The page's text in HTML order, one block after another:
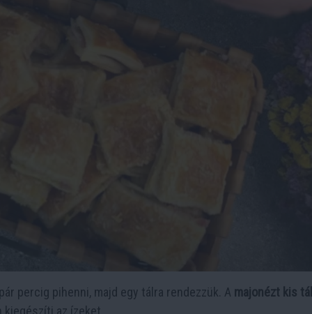
percig pihenni, majd egy tálra rendezzük. A majonézt kis